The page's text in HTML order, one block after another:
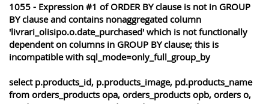
1055 - Expression #1 of ORDER BY clause is not in GROUP
BY clause and contains nonaggregated column
'livrari_olisipo.o.date_purchased' which is not functionally
dependent on columns in GROUP BY clause; this is
incompatible with sql_mode=only_full_group_by
select p.products_id, p.products_image, pd.products_name
from orders_products opa, orders_products opb, orders o,